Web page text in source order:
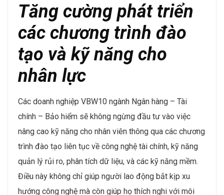
Tăng cường phát triển
các chương trình đào
tạo và kỹ năng cho
nhân lực
Các doanh nghiệp VBW10 ngành Ngân hàng – Tài
chính – Bảo hiểm sẽ không ngừng đầu tư vào việc
nâng cao kỹ năng cho nhân viên thông qua các chương
trình đào tạo liên tục về công nghệ tài chính, kỹ năng
quản lý rủi ro, phân tích dữ liệu, và các kỹ năng mềm.
Điều này không chỉ giúp người lao động bắt kịp xu
hướng công nghệ mà còn giúp họ thích nghi với môi